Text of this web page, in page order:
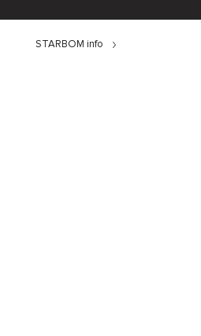
STARBOM info